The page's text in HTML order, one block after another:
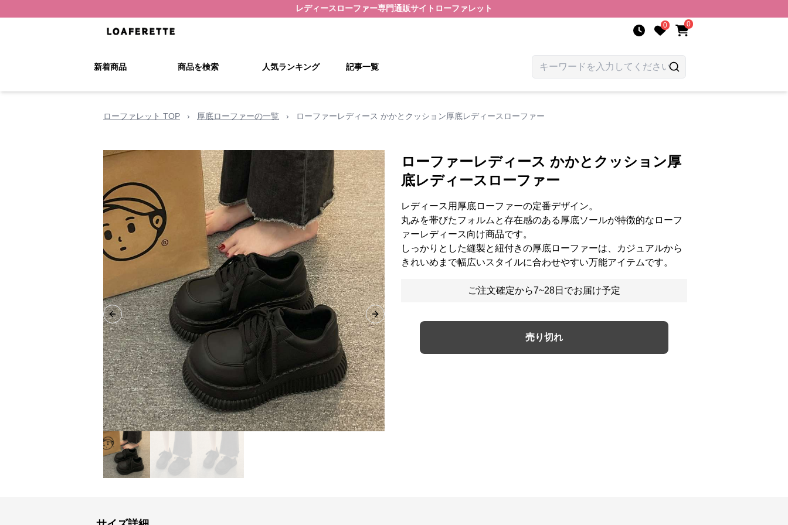
レディースローファー専門通販サイト ローファレット
0 0
新着商品 商品を検索 人気ランキング 記事一覧
ローファレット TOP › 厚底ローファーの一覧 › ローファーレディース かかとクッション厚底レディースローファー
Previous slide Next slide
ローファーレディース かかとクッション厚
底レディースローファー
レディース用厚底ローファーの定番デザイン。
丸みを帯びたフォルムと存在感のある厚底ソールが特徴的なローフ
ァーレディース向け商品です。
しっかりとした縫製と紐付きの厚底ローファーは、カジュアルから
きれいめまで幅広いスタイルに合わせやすい万能アイテムです。
ご注文確定から7~28日でお届け予定
売り切れ